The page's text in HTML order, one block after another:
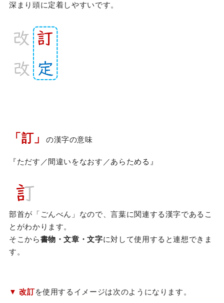
深まり頭に定着しやすいです。
「 訂」 の漢字の意味
『ただす／間違いをなおす／あらためる』
部首が「ごんべん」なので、言葉に関連する漢字であるこ
とがわかります。
そこから 書物・文章・文字に対して使用すると連想できま
す。
▼改訂を使用するイメージは次のようになります。